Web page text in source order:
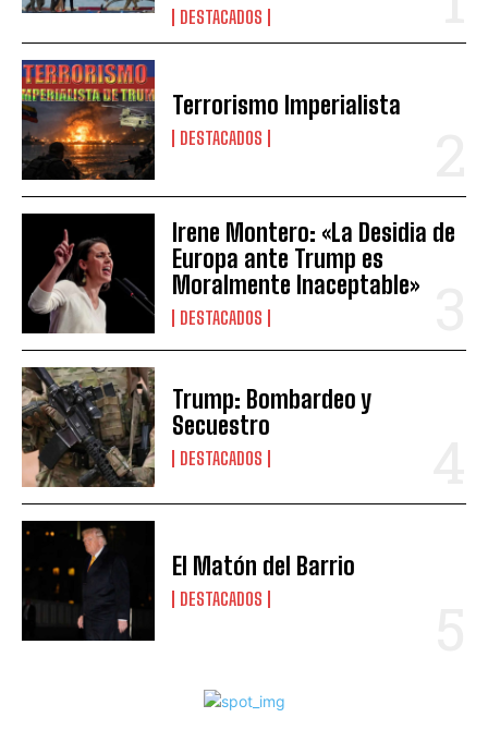
DESTACADOS
Terrorismo Imperialista
DESTACADOS
Irene Montero: «La Desidia de
Europa ante Trump es
Moralmente Inaceptable»
DESTACADOS
Trump: Bombardeo y
Secuestro
DESTACADOS
El Matón del Barrio
DESTACADOS